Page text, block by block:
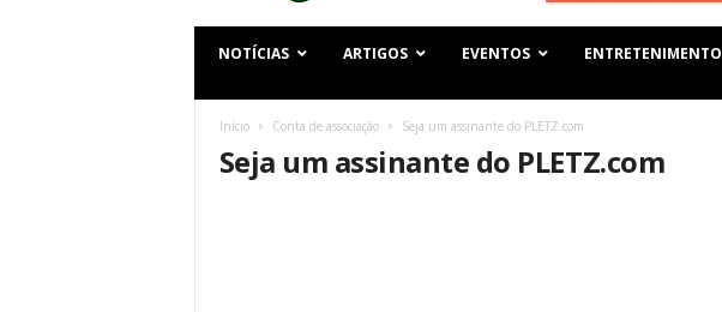
NOTÍCIAS ARTIGOS EVENTOS ENTRETENIMENTO
Início Conta de associação Seja um assinante do PLETZ.com
Seja um assinante do PLETZ.com